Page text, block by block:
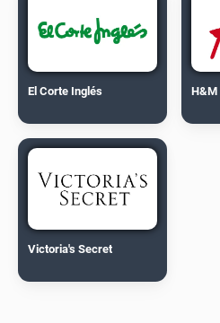
El Corte Inglés H&M
Victoria's Secret